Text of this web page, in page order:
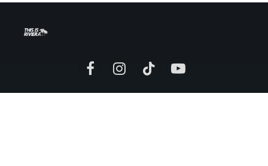
FacebookInstagramTikTok YouTube